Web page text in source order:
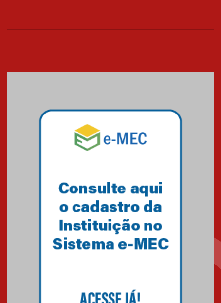
Mackenzie mobiliza campanha
solidária para apoiar famílias em
Minas Gerais
Primeiro culto do ano ressalta o
27.02.2026